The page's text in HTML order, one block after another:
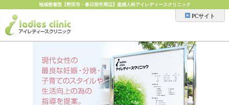
地域密着型【野田市・春日部市周辺】産婦人科アイレディースクリニック
PCサイト